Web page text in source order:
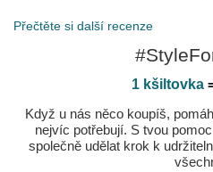
Přečtěte si další recenze
1 kšiltovka
Když u nás něco koupíš,
nejvíc potřebují. S tvou
společně udělat krok k